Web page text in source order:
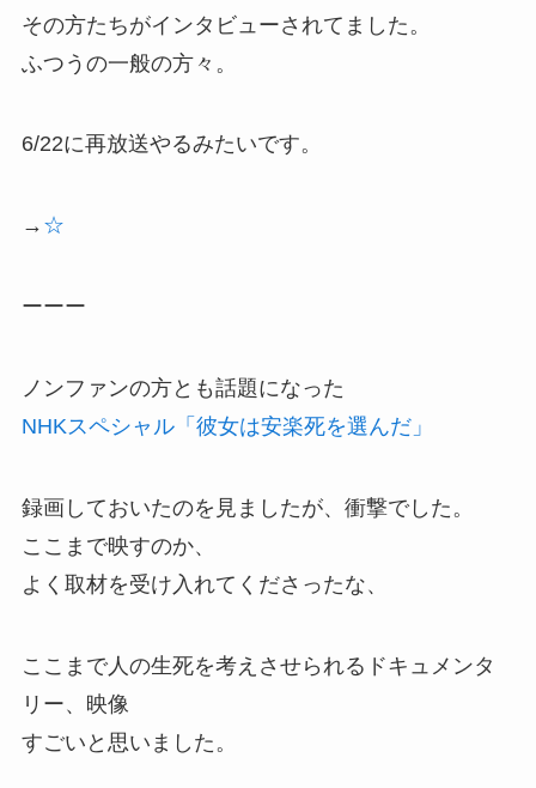
その方たちがインタビューされてました。
ふつうの一般の方々。
6/22に再放送やるみたいです。
→ ☆
ーーー
ノンファンの方とも話題になった
NHKスペシャル「彼女は安楽死を選んだ」
録画しておいたのを見ましたが、衝撃でした。
ここまで映すのか、
よく取材を受け入れてくださったな、
ここまで人の生死を考えさせられるドキュメンタ
リー、映像
すごいと思いました。